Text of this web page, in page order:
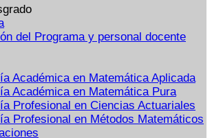
del Programa y personal docente
Académica en Matemática Aplicada
Académica en Matemática Pura
Profesional en Ciencias Actuariales
Profesional en Métodos Matemáticos